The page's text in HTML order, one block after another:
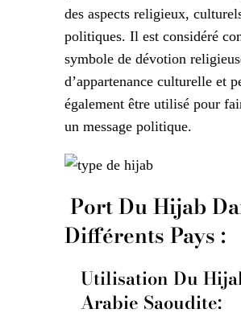
des aspects religieux,
politiques. Il est considéré
symbole de dévotion
d’appartenance culturelle et
également être utilisé pour
un message politique.
Port Du Hijab
Différents Pays :
Utilisation Du
Arabie Saoudite: